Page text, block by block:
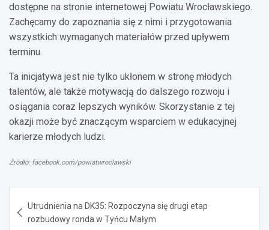
dostępne na stronie internetowej Powiatu Wrocławskiego.
Zachęcamy do zapoznania się z nimi i przygotowania
wszystkich wymaganych materiałów przed upływem
terminu.
Ta inicjatywa jest nie tylko ukłonem w stronę młodych
talentów, ale także motywacją do dalszego rozwoju i
osiągania coraz lepszych wyników. Skorzystanie z tej
okazji może być znaczącym wsparciem w edukacyjnej
karierze młodych ludzi.
Źródło: facebook.com/powiatwroclawski
wpisu
Utrudnienia na DK35: Rozpoczyna się drugi etap
rozbudowy ronda w Tyńcu Małym